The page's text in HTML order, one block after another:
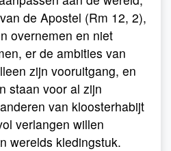
de Apostel (Rm 12, 2),
overnemen en niet
er de ambities van
zijn vooruitgang, en
staan voor al zijn
van kloosterhabijt
verlangen willen
werelds kledingstuk.